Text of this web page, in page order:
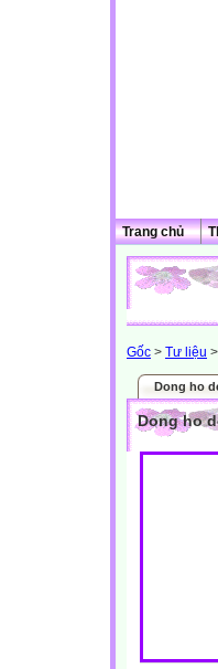
Trang chủ
Gốc > Tư liệu >
Dong ho
Dong ho